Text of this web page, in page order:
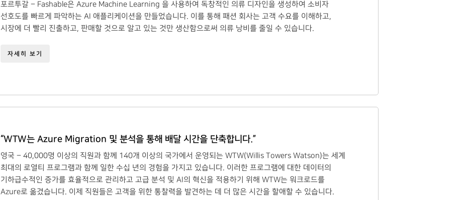
포르투갈 – Fashable은 Azure Machine Learning 을 사용하여 독창적인 의류 디자인을 생성하여 소비자
선호도를 빠르게 파악하는 AI 애플리케이션을 만들었습니다. 이를 통해 패션 회사는 고객 수요를 이해하고,
시장에 더 빨리 진출하고, 판매할 것으로 알고 있는 것만 생산함으로써 의류 낭비를 줄일 수 있습니다.
자세히 보기
“WTW는 Azure Migration 및 분석을 통해 배달 시간을 단축합니다.”
영국 – 40,000명 이상의 직원과 함께 140개 이상의 국가에서 운영되는 WTW(Willis Towers Watson)는 세계
최대의 로열티 프로그램과 함께 일한 수십 년의 경험을 가지고 있습니다. 이러한 프로그램에 대한 데이터의
기하급수적인 증가를 효율적으로 관리하고 고급 분석 및 AI의 혁신을 적용하기 위해 WTW는 워크로드를
Azure로 옮겼습니다. 이제 직원들은 고객을 위한 통찰력을 발견하는 데 더 많은 시간을 할애할 수 있습니다.